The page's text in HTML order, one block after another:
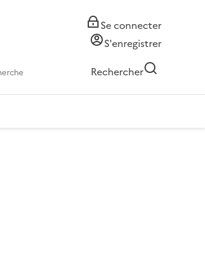
Se connecter
S'enregistrer
Rechercher